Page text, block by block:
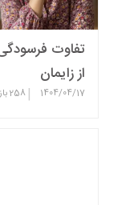
تفاوت
از زایمان
1404/04/17
|
258